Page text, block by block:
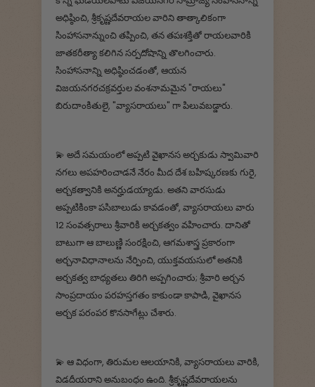
అధిష్ఠించి, శ్రీకృష్ణదేవరాయల వారిని తాత్కాలికంగా
సింహాసనాన్నుంచి తప్పించి, తన తపఃశక్తితో రాయలవారికి
జాతకరీత్యా కలిగిన సర్పదోషాన్ని తొలగించారు.
సింహాసనాన్ని అధిష్ఠించడంతో, ఆయన
విజయనగరచక్రవర్తుల వంశనామమైన "రాయలు"
బిరుదాంకితులై, "వ్యాసరాయలు" గా పిలువబడ్డారు.
💫 అదే సమయంలో అప్పటి వైఖానస అర్చకుడు స్వామివారి
నగలు అపహరించాడనే నేరం మీద దేశ బహిష్కరణకు గురై,
అర్చకత్వానికి అనర్హుడయ్యాడు. అతని వారసుడు
అప్పటికింకా పసిబాలుడు కావడంతో, వ్యాసరాయలు వారు
12 సంవత్సరాలు శ్రీవారికి అర్చకత్వం వహించారు. దానితో
బాటుగా ఆ బాలుణ్ణి సంరక్షించి, ఆగమశాస్త్ర ప్రకారంగా
అర్చనావిధానాలను నేర్పించి, యుక్తవయసులో అతనికి
అర్చకత్వ బాధ్యతలు తిరిగి అప్పగించారు; శ్రీవారి అర్చన
సాంప్రదాయం పరహస్తగతం కాకుండా కాపాడి, వైఖానస
అర్చక పరంపర కొనసాగేట్లు చేశారు.
💫‌ ఆ విధంగా, తిరుమల ఆలయానికి, వ్యాసరాయలు వారికి,
విడదీయరాని అనుబంధం ఉంది. శ్రీకృష్ణదేవరాయలను